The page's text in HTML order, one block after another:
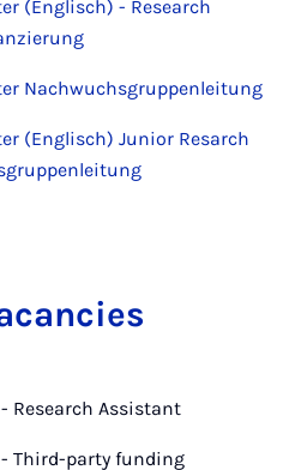
(Englisch) - Research
Nachwuchsgruppenleitung
(Englisch) Junior Resarch
Research Assistant
Third-party funding